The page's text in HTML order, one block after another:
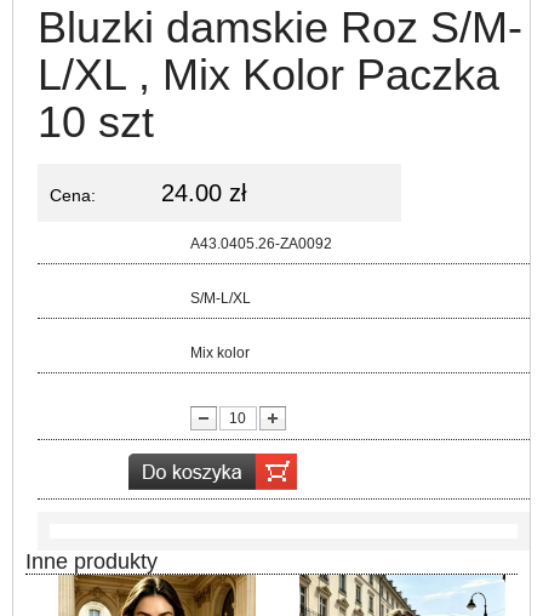
Bluzki damskie Roz S/M-
L/XL , Mix Kolor Paczka
10 szt
Cena: 24.00 zł
A43.0405.26-ZA0092
S/M-L/XL
Mix kolor
Inne produkty